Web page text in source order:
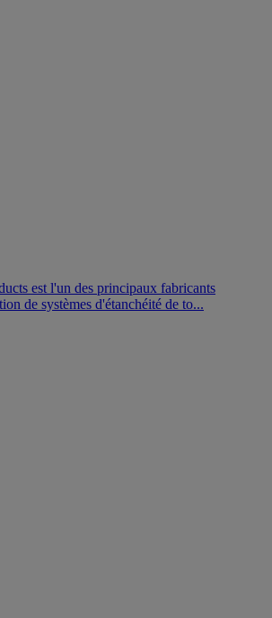
est l'un des principaux fabricants
de systèmes d'étanchéité de to...